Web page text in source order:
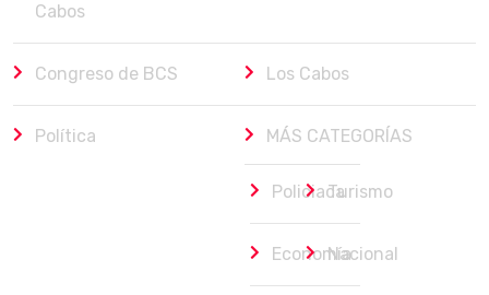
Cabos
Congreso de BCS Los Cabos
Política MÁS CATEGORÍAS
PoliciacaTurismo
EconomíaNacional